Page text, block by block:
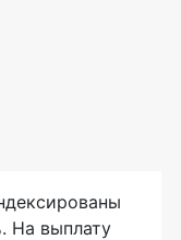
На выплату